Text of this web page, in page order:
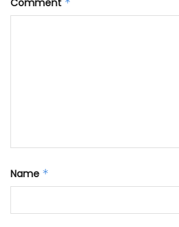
Comment *
Name *